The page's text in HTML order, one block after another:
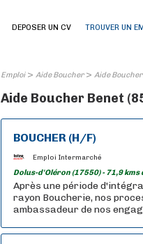
DEPOSER UN CV TROUVER UN
Emploi> Aide Boucher> Aide
Aide Boucher Benet
BOUCHER (H/F)
Emploi Intermarché
Dolus-d'Oléron (17550) - 71,9 kms
Après une période
rayon Boucherie, nos
ambassadeur de nos